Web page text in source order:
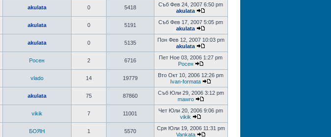
akulata 0 5418
Съб Фев 24, 2007 6:50 pm
akulata
akulata 0 5191
Съб Фев 17, 2007 5:05 pm
akulata
akulata 0 5135
Пон Фев 12, 2007 10:03 pm
akulata
Росен 2 6716
Пет Ное 03, 2006 1:27 pm
Росен
vlado 14 19779
Вто Окт 10, 2006 12:26 pm
Ivan-formata
akulata 75 87860
Съб Юли 29, 2006 3:12 pm
mawro
vikik 7 11001
Чет Юли 20, 2006 9:06 pm
vikik
БОЯН 1 5570
Сря Юли 19, 2006 11:31 pm
Vankata